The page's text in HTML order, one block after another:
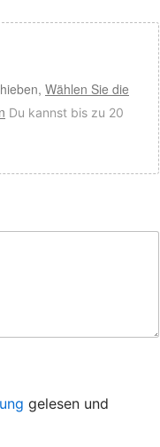
Wählen Sie die
Du kannst bis zu 20
gelesen und